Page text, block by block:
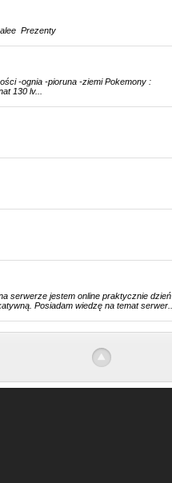
Prezenty
-ognia -pioruna -ziemi Pokemony :
130 lv...
serwerze jestem online praktycznie dzień
Posiadam wiedzę na temat serwer...